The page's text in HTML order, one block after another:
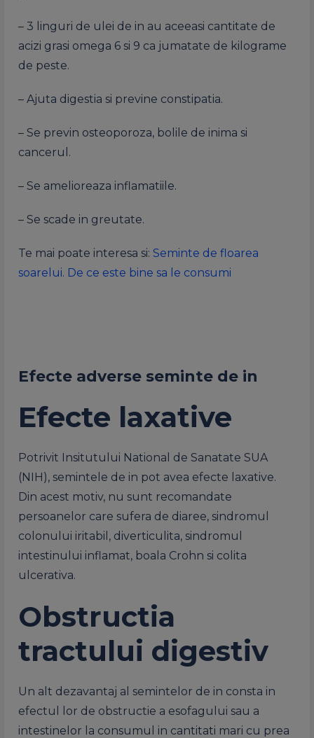
– 3 linguri de ulei de in au aceeasi cantitate de
acizi grasi omega 6 si 9 ca jumatate de kilograme
de peste.
– Ajuta digestia si previne constipatia.
– Se previn osteoporoza, bolile de inima si
cancerul.
– Se amelioreaza inflamatiile.
– Se scade in greutate.
Te mai poate interesa si: Seminte de floarea
soarelui. De ce este bine sa le consumi
Efecte adverse seminte de in
Efecte laxative
Potrivit Insitutului National de Sanatate SUA
(NIH), semintele de in pot avea efecte laxative.
Din acest motiv, nu sunt recomandate
persoanelor care sufera de diaree, sindromul
colonului iritabil, diverticulita, sindromul
intestinului inflamat, boala Crohn si colita
ulcerativa.
Obstructia
tractului digestiv
Un alt dezavantaj al semintelor de in consta in
efectul lor de obstructie a esofagului sau a
intestinelor la consumul in cantitati mari cu prea